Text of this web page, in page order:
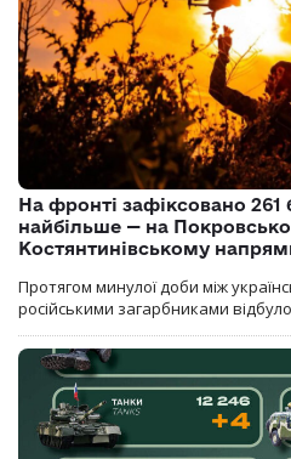
На фронті зафіксовано 261
найбільше — на
Костянтинівському
Протягом минулої доби між
російськими загарбниками